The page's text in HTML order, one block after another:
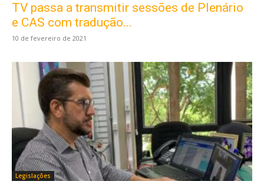
TV passa a transmitir sessões de Plenário
e CAS com tradução...
10 de fevereiro de 2021
Legislações